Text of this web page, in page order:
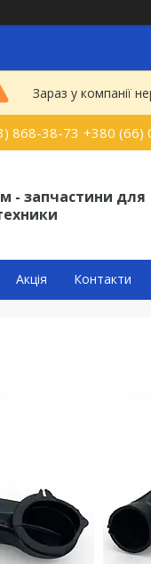
Зараз у компанії
868-38-73 +380 (66)
- запчастини для
Акція Контакти